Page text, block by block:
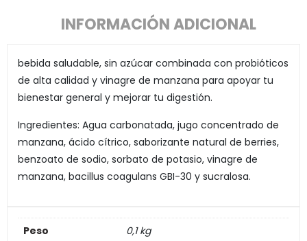
INFORMACIÓN ADICIONAL
bebida saludable, sin azúcar combinada con probióticos
de alta calidad y vinagre de manzana para apoyar tu
bienestar general y mejorar tu digestión.
Ingredientes: Agua carbonatada, jugo concentrado de
manzana, ácido cítrico, saborizante natural de berries,
benzoato de sodio, sorbato de potasio, vinagre de
manzana, bacillus coagulans GBI-30 y sucralosa.
Peso
0,1 kg